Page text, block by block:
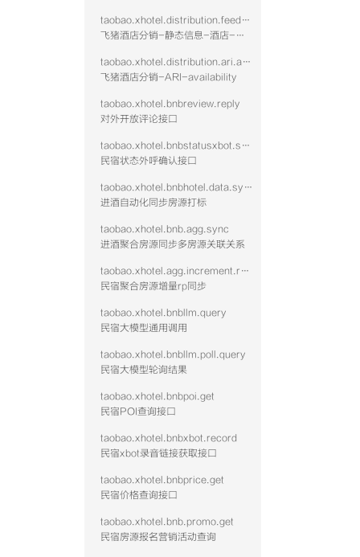
taobao.xhotel.distribution.feed.hotel.query
飞猪酒店分销-静态信息-酒店-查询
taobao.xhotel.distribution.ari.availability
飞猪酒店分销-ARI-availability
taobao.xhotel.bnbreview.reply
对外开放评论接口
taobao.xhotel.bnbstatusxbot.send
民宿状态外呼确认接口
taobao.xhotel.bnbhotel.data.sync
进酒自动化同步房源打标
taobao.xhotel.bnb.agg.sync
进酒聚合房源同步多房源关联关系
taobao.xhotel.agg.increment.rp.sync
民宿聚合房源增量rp同步
taobao.xhotel.bnbllm.query
民宿大模型通用调用
taobao.xhotel.bnbllm.poll.query
民宿大模型轮询结果
taobao.xhotel.bnbpoi.get
民宿POI查询接口
taobao.xhotel.bnbxbot.record
民宿xbot录音链接获取接口
taobao.xhotel.bnbprice.get
民宿价格查询接口
taobao.xhotel.bnb.promo.get
民宿房源报名营销活动查询